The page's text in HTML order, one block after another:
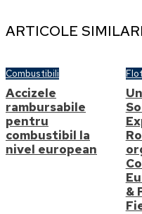
ARTICOLE
Combustibili
Accizele
rambursabile
pentru
combustibil la
nivel european
&